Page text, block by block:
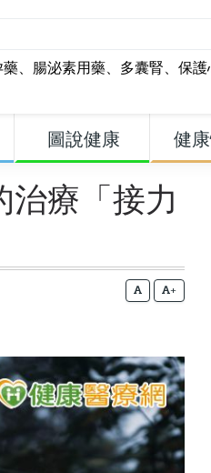
藥、 腸泌素用藥、 多囊腎、 保護
圖說健康 健
治療「接力
+